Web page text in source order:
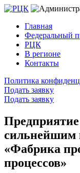
Главная
Федеральный
РЦК
В регионе
Контакты
Политика
Подать заявку
Подать заявку
Предприятие
сильнейшим
«Фабрика
процессов»